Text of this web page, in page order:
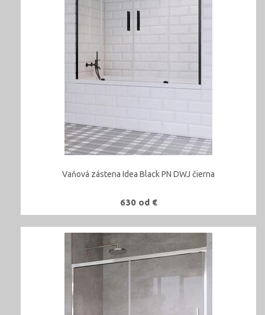
Vaňová zástena Idea Black PN DWJ čierna
630 od €